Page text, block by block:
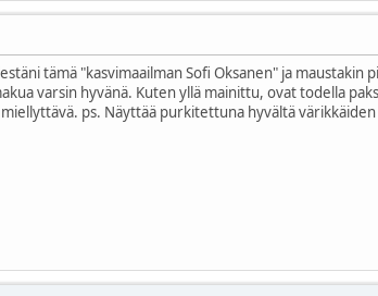
tämä "kasvimaailman Sofi Oksanen" ja maustakin
varsin hyvänä. Kuten yllä mainittu, ovat todella
ps. Näyttää purkitettuna hyvältä värikkäiden